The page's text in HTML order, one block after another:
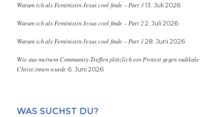
Warum ich als Feministin Jesus cool finde – Part 3 13. Juli 2026
Warum ich als Feministin Jesus cool finde – Part 2 2. Juli 2026
Warum ich als Feministin Jesus cool finde – Part 1 28. Juni 2026
Wie aus meinem Community-Treffen plötzlich ein Protest gegen radikale
Christ:innen wurde 6. Juni 2026
WAS SUCHST DU?